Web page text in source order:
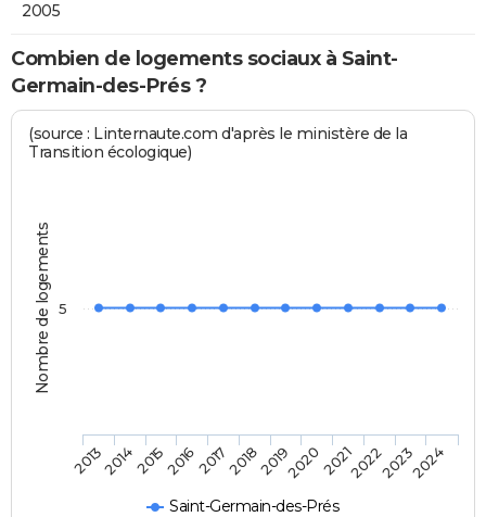
2005
Combien de logements sociaux à Saint-
Germain-des-Prés ?
Nombre de logements
(source : Linternaute.com d'après le ministère de la
Transition écologique)
Saint-Germain-des-Prés
201320142015201620172018201920202021202220232024
5